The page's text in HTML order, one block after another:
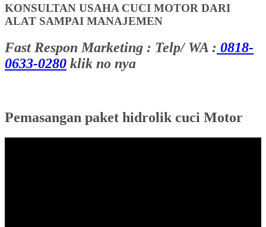
KONSULTAN USAHA CUCI MOTOR DARI
ALAT SAMPAI MANAJEMEN
Fast Respon Marketing : Telp/ WA : 0818-
0633-0280 klik no nya
Pemasangan paket hidrolik cuci Motor